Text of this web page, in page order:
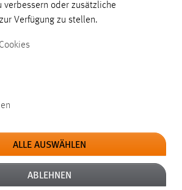
BEWERBEN
SUCHEN
verbessern oder zusätzliche
Verfügung zu stellen.
ALLE AUSWÄHLEN
ABLEHNEN